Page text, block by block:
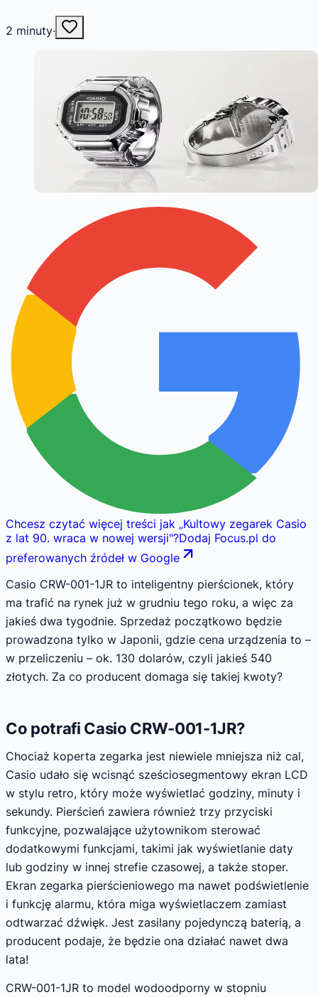
2 minuty·
Chcesz czytać więcej treści jak „Kultowy zegarek Casio
z lat 90. wraca w nowej wersji"?Dodaj Focus.pl do
preferowanych źródeł w Google
Casio CRW-001-1JR to inteligentny pierścionek, który
ma trafić na rynek już w grudniu tego roku, a więc za
jakieś dwa tygodnie. Sprzedaż początkowo będzie
prowadzona tylko w Japonii, gdzie cena urządzenia to –
w przeliczeniu – ok. 130 dolarów, czyli jakieś 540
złotych. Za co producent domaga się takiej kwoty?
Co potrafi Casio CRW-001-1JR?
Chociaż koperta zegarka jest niewiele mniejsza niż cal,
Casio udało się wcisnąć sześciosegmentowy ekran LCD
w stylu retro, który może wyświetlać godziny, minuty i
sekundy. Pierścień zawiera również trzy przyciski
funkcyjne, pozwalające użytownikom sterować
dodatkowymi funkcjami, takimi jak wyświetlanie daty
lub godziny w innej strefie czasowej, a także stoper.
Ekran zegarka pierścieniowego ma nawet podświetlenie
i funkcję alarmu, która miga wyświetlaczem zamiast
odtwarzać dźwięk. Jest zasilany pojedynczą baterią, a
producent podaje, że będzie ona działać nawet dwa
lata!
CRW-001-1JR to model wodoodporny w stopniu